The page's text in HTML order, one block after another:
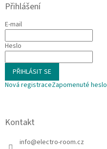
Přihlášení
E-mail
Heslo
PŘIHLÁSIT SE
Nová registraceZapomenuté heslo
Kontakt
info@electro-room.cz